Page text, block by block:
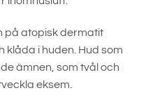
på atopisk dermatit
klåda i huden. Hud som
ämnen, som tvål och
eksem.